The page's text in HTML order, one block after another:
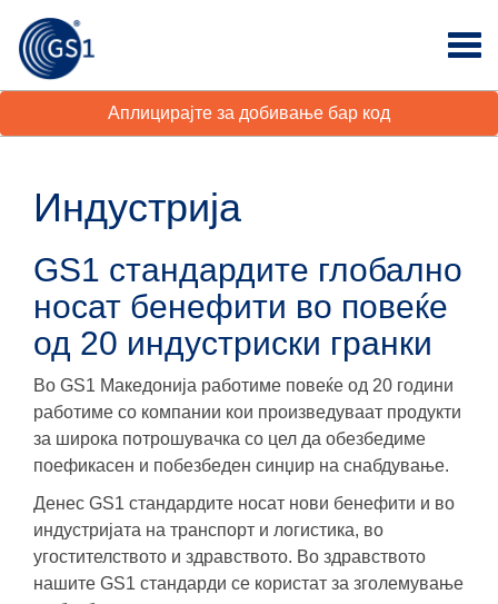
Аплицирајте за добивање бар код
Индустрија
GS1 стандардите глобално
носат бенефити во повеќе
од 20 индустриски гранки
Во GS1 Македонија работиме повеќе од 20 години
работиме со компании кои произведуваат продукти
за широка потрошувачка со цел да обезбедиме
поефикасен и побезбеден синџир на снабдување.
Денес GS1 стандардите носат нови бенефити и во
индустријата на транспорт и логистика, во
угостителството и здравството. Во здравството
нашите GS1 стандарди се користат за зголемување